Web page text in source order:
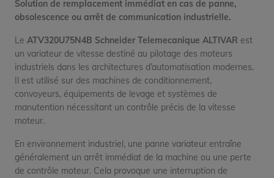
Solution de remplacement immédiat en cas de panne,
obsolescence ou arrêt de communication industrielle.
Le ATV320U75N4B Schneider Telemecanique ALTIVAR est
un variateur de vitesse destiné au pilotage des moteurs
industriels dans les architectures d’automatisation modernes.
Il est utilisé sur des machines de conditionnement,
convoyeurs, équipements de levage et systèmes de
manutention nécessitant un contrôle précis de la vitesse
moteur.
En environnement industriel, une panne variateur entraîne
généralement un arrêt immédiat de la machine ou une perte
de contrôle moteur. Cela provoque une interruption de